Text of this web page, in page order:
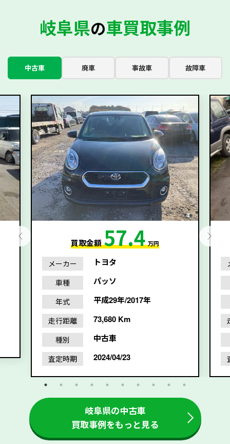
岐阜県の車買取事例
中古車 廃車 事故車 故障車
買取金額57.4 万円
メーカー トヨタ
車種 パッソ
年式 平成29年/2017年
走行距離 73,680 Km
種別 中古車
査定時期 2024/04/23
岐阜県の中古車
買取事例をもっと見る